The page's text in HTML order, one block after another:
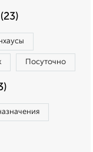
Посуточно